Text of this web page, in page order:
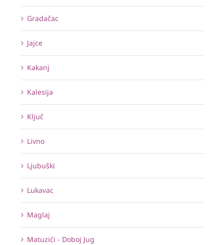
Gradačac
Jajce
Kakanj
Kalesija
Ključ
Livno
Ljubuški
Lukavac
Maglaj
Matuzići - Doboj Jug